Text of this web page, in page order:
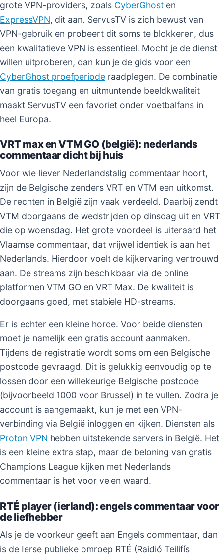
grote VPN-providers, zoals CyberGhost en
ExpressVPN, dit aan. ServusTV is zich bewust van
VPN-gebruik en probeert dit soms te blokkeren, dus
een kwalitatieve VPN is essentieel. Mocht je de dienst
willen uitproberen, dan kun je de gids voor een
CyberGhost proefperiode raadplegen. De combinatie
van gratis toegang en uitmuntende beeldkwaliteit
maakt ServusTV een favoriet onder voetbalfans in
heel Europa.
VRT max en VTM GO (belgië): nederlands
commentaar dicht bij huis
Voor wie liever Nederlandstalig commentaar hoort,
zijn de Belgische zenders VRT en VTM een uitkomst.
De rechten in België zijn vaak verdeeld. Daarbij zendt
VTM doorgaans de wedstrijden op dinsdag uit en VRT
die op woensdag. Het grote voordeel is uiteraard het
Vlaamse commentaar, dat vrijwel identiek is aan het
Nederlands. Hierdoor voelt de kijkervaring vertrouwd
aan. De streams zijn beschikbaar via de online
platformen VTM GO en VRT Max. De kwaliteit is
doorgaans goed, met stabiele HD-streams.
Er is echter een kleine horde. Voor beide diensten
moet je namelijk een gratis account aanmaken.
Tijdens de registratie wordt soms om een Belgische
postcode gevraagd. Dit is gelukkig eenvoudig op te
lossen door een willekeurige Belgische postcode
(bijvoorbeeld 1000 voor Brussel) in te vullen. Zodra je
account is aangemaakt, kun je met een VPN-
verbinding via België inloggen en kijken. Diensten als
Proton VPN hebben uitstekende servers in België. Het
is een kleine extra stap, maar de beloning van gratis
Champions League kijken met Nederlands
commentaar is het voor velen waard.
RTÉ player (ierland): engels commentaar voor
de liefhebber
Als je de voorkeur geeft aan Engels commentaar, dan
is de Ierse publieke omroep RTÉ (Raidió Teilifís